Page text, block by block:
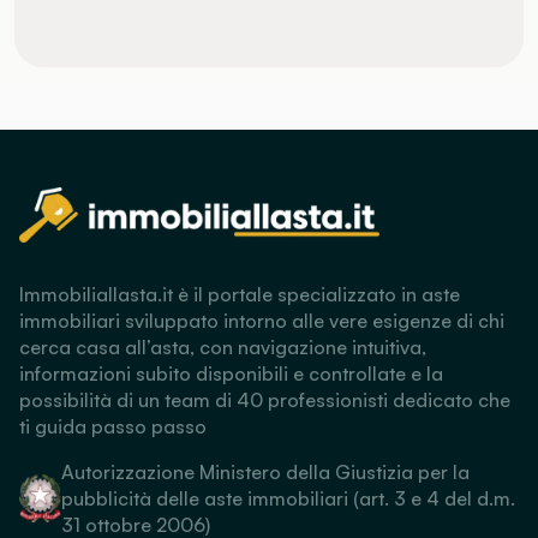
Immobiliallasta.it è il portale specializzato in aste
immobiliari sviluppato intorno alle vere esigenze di chi
cerca casa all’asta, con navigazione intuitiva,
informazioni subito disponibili e controllate e la
possibilità di un team di 40 professionisti dedicato che
ti guida passo passo
Autorizzazione Ministero della Giustizia per la
pubblicità delle aste immobiliari (art. 3 e 4 del d.m.
31 ottobre 2006)